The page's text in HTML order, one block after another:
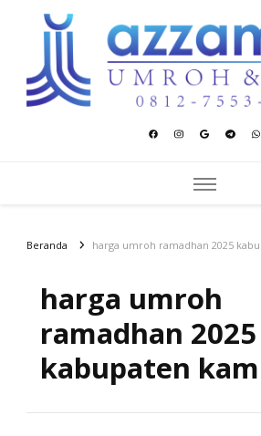
Azzamku Umroh
Beranda harga umroh ramadhan 2025
harga umroh
ramadhan 2025
kabupaten